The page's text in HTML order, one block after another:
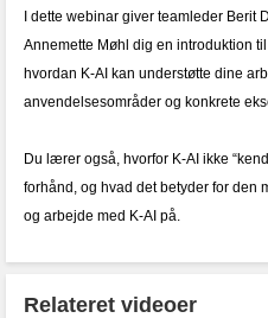
I dette webinar giver teamleder Berit
Annemette Møhl dig en introduktion
hvordan K-AI kan understøtte dine
anvendelsesområder og konkrete
Du lærer også, hvorfor K-AI ikke
forhånd, og hvad det betyder for den
og arbejde med K-AI på.
Relateret videoer